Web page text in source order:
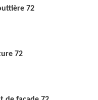
72
72